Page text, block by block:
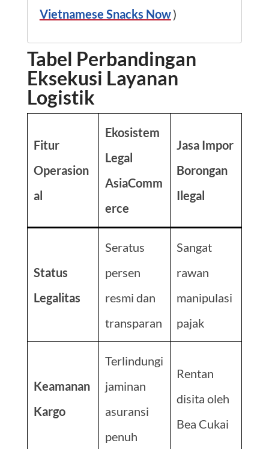
Vietnamese Snacks Now)
Tabel Perbandingan
Eksekusi Layanan
Logistik
Fitur
Operasion
al
Ekosistem
Legal
AsiaComm
erce
Jasa Impor
Borongan
Ilegal
Status
Legalitas
Seratus
persen
resmi dan
transparan
Sangat
rawan
manipulasi
pajak
Keamanan
Kargo
Terlindungi
jaminan
asuransi
penuh
Rentan
disita oleh
Bea Cukai